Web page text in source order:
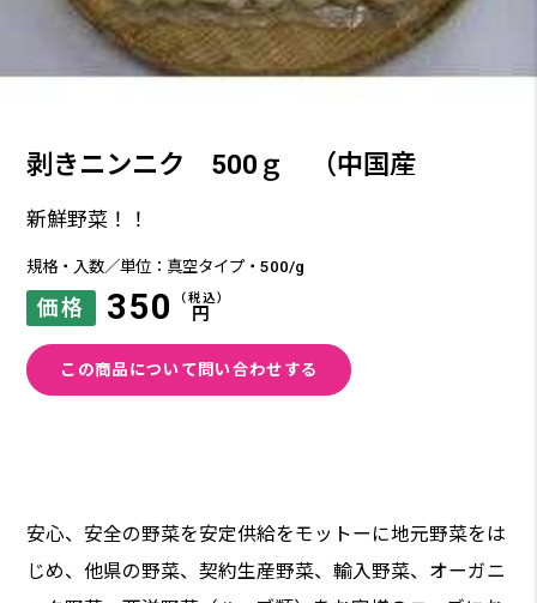
剥きニンニク 500ｇ （中国産
新鮮野菜！！
規格・入数／単位：真空タイプ・500/g
価格 350 （税込）
円
この商品について問い合わせする
安心、安全の野菜を安定供給をモットーに地元野菜をは
じめ、他県の野菜、契約生産野菜、輸入野菜、オーガニ